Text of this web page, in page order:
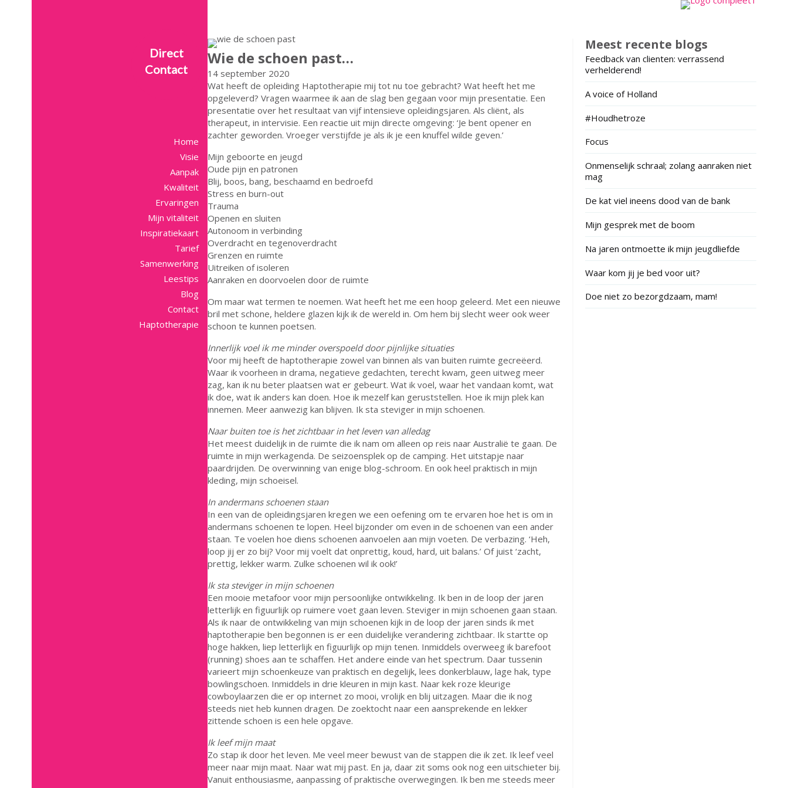
Direct
Contact
Home
Visie
Aanpak
Kwaliteit
Ervaringen
Mijn vitaliteit
Inspiratiekaart
Tarief
Samenwerking
Leestips
Blog
Contact
Haptotherapie
Wie de schoen past…
14 september 2020
Wat heeft de opleiding Haptotherapie mij tot nu toe gebracht? Wat heeft het me
opgeleverd? Vragen waarmee ik aan de slag ben gegaan voor mijn presentatie. Een
presentatie over het resultaat van vijf intensieve opleidingsjaren. Als cliënt, als
therapeut, in intervisie. Een reactie uit mijn directe omgeving: ‘Je bent opener en
zachter geworden. Vroeger verstijfde je als ik je een knuffel wilde geven.’
Mijn geboorte en jeugd
Oude pijn en patronen
Blij, boos, bang, beschaamd en bedroefd
Stress en burn-out
Trauma
Openen en sluiten
Autonoom in verbinding
Overdracht en tegenoverdracht
Grenzen en ruimte
Uitreiken of isoleren
Aanraken en doorvoelen door de ruimte
Om maar wat termen te noemen. Wat heeft het me een hoop geleerd. Met een nieuwe
bril met schone, heldere glazen kijk ik de wereld in. Om hem bij slecht weer ook weer
schoon te kunnen poetsen.
Innerlijk voel ik me minder overspoeld door pijnlijke situaties
Voor mij heeft de haptotherapie zowel van binnen als van buiten ruimte gecreëerd.
Waar ik voorheen in drama, negatieve gedachten, terecht kwam, geen uitweg meer
zag, kan ik nu beter plaatsen wat er gebeurt. Wat ik voel, waar het vandaan komt, wat
ik doe, wat ik anders kan doen. Hoe ik mezelf kan geruststellen. Hoe ik mijn plek kan
innemen. Meer aanwezig kan blijven. Ik sta steviger in mijn schoenen.
Naar buiten toe is het zichtbaar in het leven van alledag
Het meest duidelijk in de ruimte die ik nam om alleen op reis naar Australië te gaan. De
ruimte in mijn werkagenda. De seizoensplek op de camping. Het uitstapje naar
paardrijden. De overwinning van enige blog-schroom. En ook heel praktisch in mijn
kleding, mijn schoeisel.
In andermans schoenen staan
In een van de opleidingsjaren kregen we een oefening om te ervaren hoe het is om in
andermans schoenen te lopen. Heel bijzonder om even in de schoenen van een ander
staan. Te voelen hoe diens schoenen aanvoelen aan mijn voeten. De verbazing. ‘Heh,
loop jij er zo bij? Voor mij voelt dat onprettig, koud, hard, uit balans.’ Of juist ‘zacht,
prettig, lekker warm. Zulke schoenen wil ik ook!’
Ik sta steviger in mijn schoenen
Een mooie metafoor voor mijn persoonlijke ontwikkeling. Ik ben in de loop der jaren
letterlijk en figuurlijk op ruimere voet gaan leven. Steviger in mijn schoenen gaan staan.
Als ik naar de ontwikkeling van mijn schoenen kijk in de loop der jaren sinds ik met
haptotherapie ben begonnen is er een duidelijke verandering zichtbaar. Ik startte op
hoge hakken, liep letterlijk en figuurlijk op mijn tenen. Inmiddels overweeg ik barefoot
(running) shoes aan te schaffen. Het andere einde van het spectrum. Daar tussenin
varieert mijn schoenkeuze van praktisch en degelijk, lees donkerblauw, lage hak, type
bowlingschoen. Inmiddels in drie kleuren in mijn kast. Naar kek roze kleurige
cowboylaarzen die er op internet zo mooi, vrolijk en blij uitzagen. Maar die ik nog
steeds niet heb kunnen dragen. De zoektocht naar een aansprekende en lekker
zittende schoen is een hele opgave.
Ik leef mijn maat
Zo stap ik door het leven. Me veel meer bewust van de stappen die ik zet. Ik leef veel
meer naar mijn maat. Naar wat mij past. En ja, daar zit soms ook nog een uitschieter bij.
Vanuit enthousiasme, aanpassing of praktische overwegingen. Ik ben me steeds meer
Meest recente blogs
Feedback van clienten: verrassend
verhelderend!
A voice of Holland
#Houdhetroze
Focus
Onmenselijk schraal; zolang aanraken niet
mag
De kat viel ineens dood van de bank
Mijn gesprek met de boom
Na jaren ontmoette ik mijn jeugdliefde
Waar kom jij je bed voor uit?
Doe niet zo bezorgdzaam, mam!